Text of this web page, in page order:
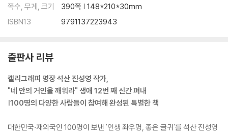
제44화 예쁜 모습은 눈에 남고_양우경 166
제45화 언제나 당신의 마음은 봄이었으면_이춘화 169
제48화 어디를 가든지 마음을 다해 가라_조정래 179
제50화 역지사지(易地思之)_최양락 187
제51화 오늘 걷지 않으면.._전효서미 190
제52화 잠잠 하라_최문보 193
제54화 내려놓고 살라하네_최승원 201
쪽수, 무게, 크기
390쪽 | 148*210*30mm
ISBN13
9791137223943
출판사 리뷰
캘리그래피 명장 석산 진성영 작가,
"네 안의 거인을 깨워라" 생애 12번 째 신간 펴내
|100명의 다양한 사람들이 참여해 완성된 특별한 책
대한민국·재외국인 100명이 보낸 '인생 좌우명, 좋은 글귀'를 석산 진성영